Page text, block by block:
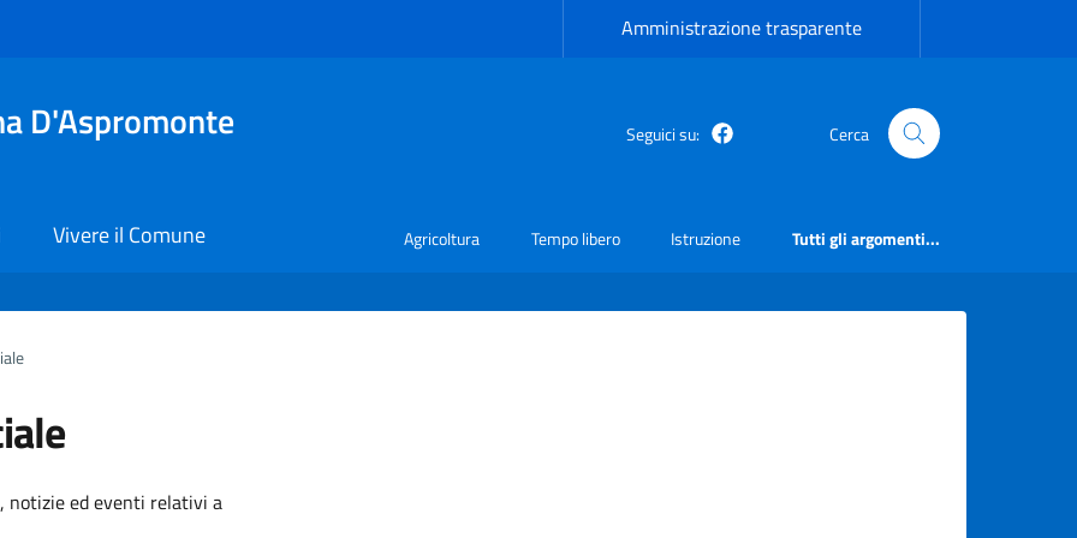
Amministrazione trasparente
D'Aspromonte Seguici su: Facebook Cerca
Vivere il Comune Agricoltura Tempo libero Istruzione Tutti gli argomenti...
notizie ed eventi relativi a